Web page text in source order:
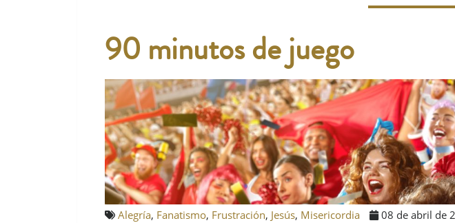
90 minutos de juego
Alegría, Fanatismo, Frustración, Jesús, Misericordia 08 de abril de